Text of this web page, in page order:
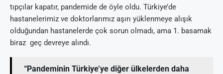
tıpçılar kapatır, pandemide de öyle oldu. Türkiye’de
hastanelerimiz ve doktorlarımız aşırı yüklenmeye alışık
olduğundan hastanelerde çok sorun olmadı, ama 1. basamak
biraz geç devreye alındı.
“Pandeminin Türkiye’ye diğer ülkelerden daha